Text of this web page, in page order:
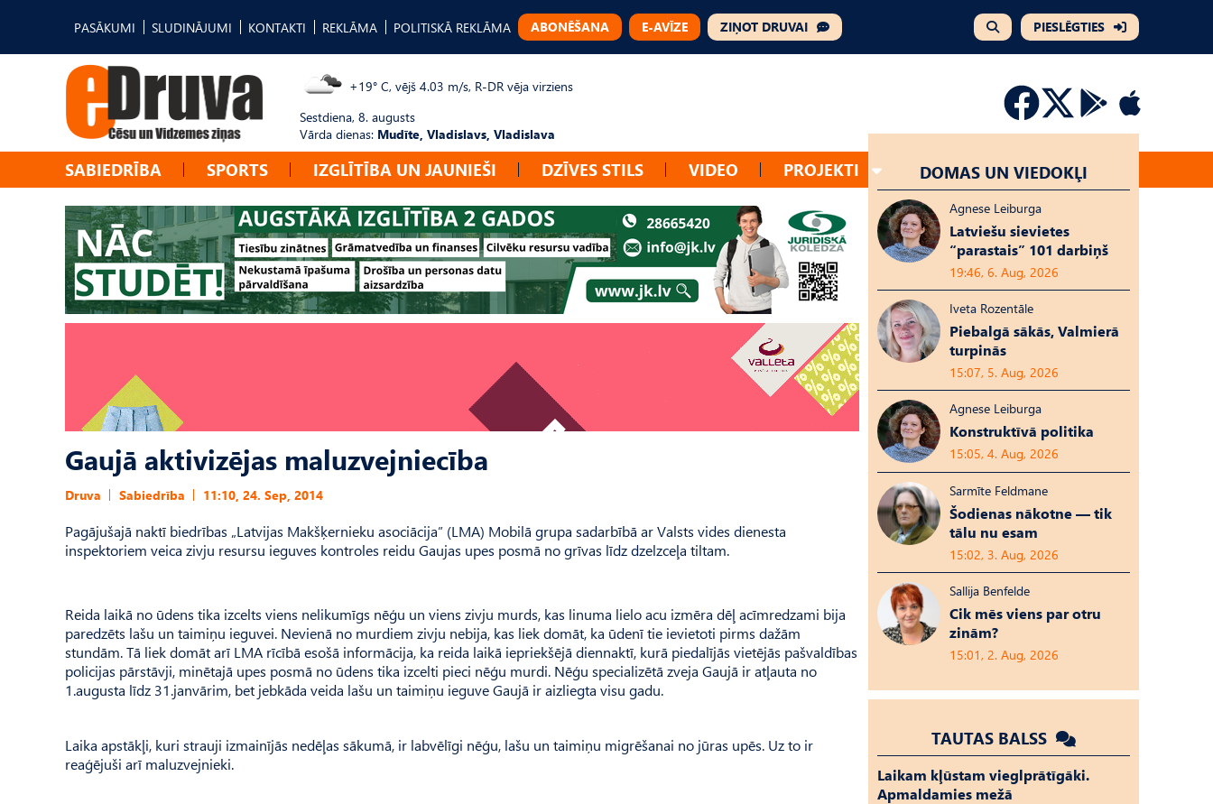
PASĀKUMI SLUDINĀJUMI KONTAKTI REKLĀMA POLITISKĀ REKLĀMA ABONĒŠANA E-AVĪZE ZIŅOT DRUVAI PIESLĒGTIES
+19° C, vējš 4.03 m/s, R-DR vēja virziens
Sestdiena, 8. augusts
Vārda dienas: Mudīte, Vladislavs, Vladislava
SABIEDRĪBA SPORTS IZGLĪTĪBA UN JAUNIEŠI DZĪVES STILS VIDEO PROJEKTI
Gaujā aktivizējas maluzvejniecība
Druva Sabiedrība 11:10, 24. Sep, 2014
Pagājušajā naktī biedrības „Latvijas Makšķernieku asociācija” (LMA) Mobilā grupa sadarbībā ar Valsts vides dienesta
inspektoriem veica zivju resursu ieguves kontroles reidu Gaujas upes posmā no grīvas līdz dzelzceļa tiltam.
Reida laikā no ūdens tika izcelts viens nelikumīgs nēģu un viens zivju murds, kas linuma lielo acu izmēra dēļ acīmredzami bija
paredzēts lašu un taimiņu ieguvei. Nevienā no murdiem zivju nebija, kas liek domāt, ka ūdenī tie ievietoti pirms dažām
stundām. Tā liek domāt arī LMA rīcībā esošā informācija, ka reida laikā iepriekšējā diennaktī, kurā piedalījās vietējās pašvaldības
policijas pārstāvji, minētajā upes posmā no ūdens tika izcelti pieci nēģu murdi. Nēģu specializētā zveja Gaujā ir atļauta no
1.augusta līdz 31.janvārim, bet jebkāda veida lašu un taimiņu ieguve Gaujā ir aizliegta visu gadu.
Laika apstākļi, kuri strauji izmainījās nedēļas sākumā, ir labvēlīgi nēģu, lašu un taimiņu migrēšanai no jūras upēs. Uz to ir
reaģējuši arī maluzvejnieki.
DOMAS UN VIEDOKĻI
Agnese Leiburga
Latviešu sievietes
“parastais” 101 darbiņš
19:46, 6. Aug, 2026
Iveta Rozentāle
Piebalgā sākās, Valmierā
turpinās
15:07, 5. Aug, 2026
Agnese Leiburga
Konstruktīvā politika
15:05, 4. Aug, 2026
Sarmīte Feldmane
Šodienas nākotne — tik
tālu nu esam
15:02, 3. Aug, 2026
Sallija Benfelde
Cik mēs viens par otru
zinām?
15:01, 2. Aug, 2026
TAUTAS BALSS
Laikam kļūstam vieglprātīgāki.
Apmaldamies mežā